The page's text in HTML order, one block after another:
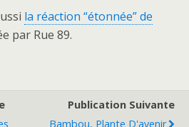
la réaction “étonnée” de
par Rue 89.
Publication Suivante
Bambou, Plante D'avenir